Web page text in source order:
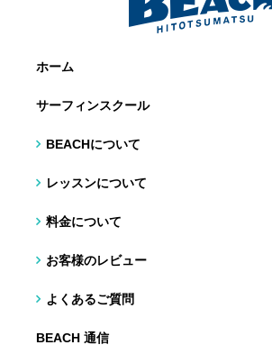
ホーム
サーフィンスクール
BEACHについて
レッスンについて
料金について
お客様のレビュー
よくあるご質問
BEACH 通信